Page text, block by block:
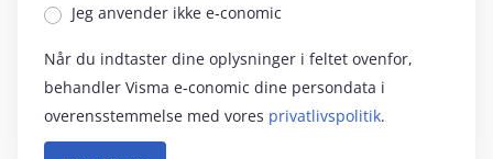
Jeg anvender ikke e‑conomic
Når du indtaster dine oplysninger i feltet ovenfor,
behandler Visma e‑conomic dine persondata i
overensstemmelse med vores privatlivspolitik.